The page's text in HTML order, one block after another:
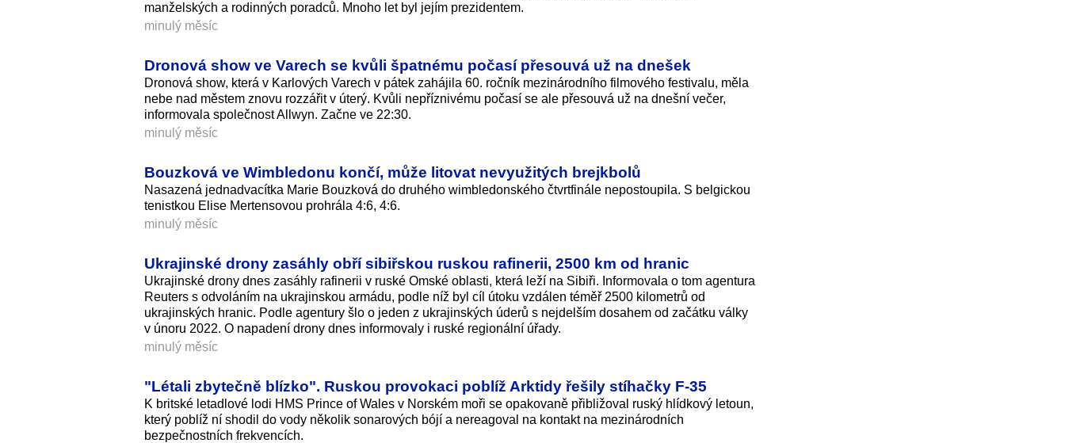
manželských a rodinných poradců. Mnoho let byl jejím prezidentem.
minulý měsíc
Dronová show ve Varech se kvůli špatnému počasí přesouvá už na dnešek
Dronová show, která v Karlových Varech v pátek zahájila 60. ročník mezinárodního filmového festivalu, měla
nebe nad městem znovu rozzářit v úterý. Kvůli nepříznivému počasí se ale přesouvá už na dnešní večer,
informovala společnost Allwyn. Začne ve 22:30.
minulý měsíc
Bouzková ve Wimbledonu končí, může litovat nevyužitých brejkbolů
Nasazená jednadvacítka Marie Bouzková do druhého wimbledonského čtvrtfinále nepostoupila. S belgickou
tenistkou Elise Mertensovou prohrála 4:6, 4:6.
minulý měsíc
Ukrajinské drony zasáhly obří sibiřskou ruskou rafinerii, 2500 km od hranic
Ukrajinské drony dnes zasáhly rafinerii v ruské Omské oblasti, která leží na Sibiři. Informovala o tom agentura
Reuters s odvoláním na ukrajinskou armádu, podle níž byl cíl útoku vzdálen téměř 2500 kilometrů od
ukrajinských hranic. Podle agentury šlo o jeden z ukrajinských úderů s nejdelším dosahem od začátku války
v únoru 2022. O napadení drony dnes informovaly i ruské regionální úřady.
minulý měsíc
"Létali zbytečně blízko". Ruskou provokaci poblíž Arktidy řešily stíhačky F-35
K britské letadlové lodi HMS Prince of Wales v Norském moři se opakovaně přibližoval ruský hlídkový letoun,
který poblíž ní shodil do vody několik sonarových bójí a nereagoval na kontakt na mezinárodních
bezpečnostních frekvencích.